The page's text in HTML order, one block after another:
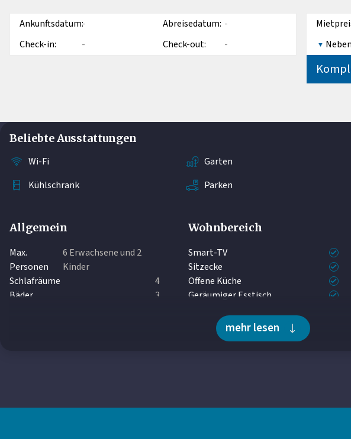
Ankunftsdatum:-
Check-in:
-
Abreisedatum: -
Check-out:
-
Beliebte Ausstattungen
Wi-Fi Garten
Kühlschrank
Parken
Allgemein
Max.
Personen
6 Erwachsene und 2
Kinder
Schlafräume
4
Bäder
3
Wohnbereich
Smart-TV
Sitzecke
Offene Küche
Geräumiger Esstisch
mehr lesen